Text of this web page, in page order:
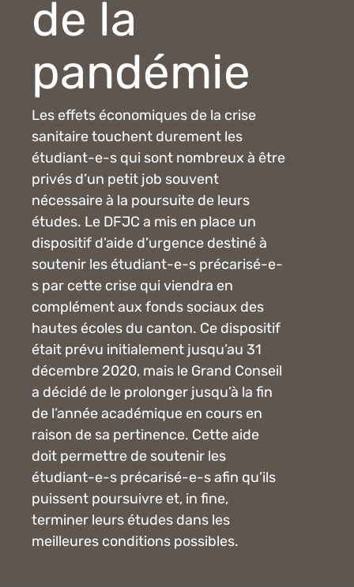
de la
pandémie
Les effets économiques de la crise
sanitaire touchent durement les
étudiant-e-s qui sont nombreux à être
privés d’un petit job souvent
nécessaire à la poursuite de leurs
études. Le DFJC a mis en place un
dispositif d’aide d’urgence destiné à
soutenir les étudiant-e-s précarisé-e-
s par cette crise qui viendra en
complément aux fonds sociaux des
hautes écoles du canton. Ce dispositif
était prévu initialement jusqu’au 31
décembre 2020, mais le Grand Conseil
a décidé de le prolonger jusqu’à la fin
de l’année académique en cours en
raison de sa pertinence. Cette aide
doit permettre de soutenir les
étudiant-e-s précarisé-e-s afin qu’ils
puissent poursuivre et, in fine,
terminer leurs études dans les
meilleures conditions possibles.